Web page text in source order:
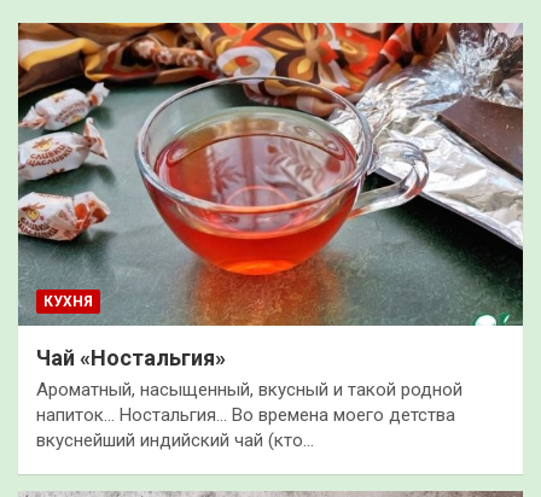
КУХНЯ
Чай «Ностальгия»
Ароматный, насыщенный, вкусный и такой родной
напиток… Ностальгия… Во времена моего детства
вкуснейший индийский чай (кто…